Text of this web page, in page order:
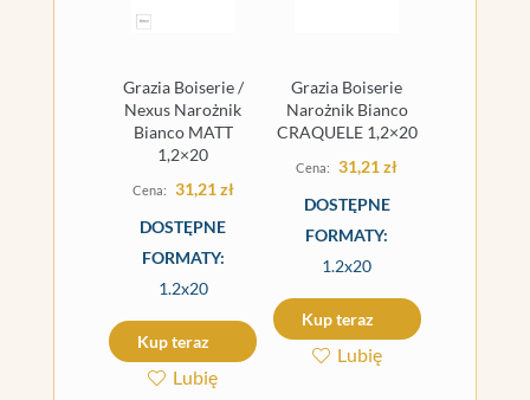
Grazia Boiserie /
Nexus Narożnik
Bianco MATT
1,2×20
31,21zł
DOSTĘPNE
FORMATY:
1.2x20
Kup teraz
Lubię
Grazia Boiserie
Narożnik Bianco
CRAQUELE 1,2×20
31,21zł
DOSTĘPNE
FORMATY:
1.2x20
Kup teraz
Lubię